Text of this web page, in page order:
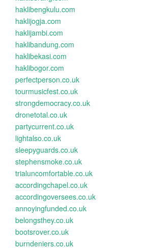
haklibengkulu.com
haklijogja.com
haklijambi.com
haklibandung.com
haklibekasi.com
haklibogor.com
perfectperson.co.uk
tourmusicfest.co.uk
strongdemocracy.co.uk
dronetotal.co.uk
partycurrent.co.uk
lightalso.co.uk
sleepyguards.co.uk
stephensmoke.co.uk
trialuncomfortable.co.uk
accordingchapel.co.uk
accordingoversees.co.uk
annoyingfunded.co.uk
belongsthey.co.uk
bootsrover.co.uk
burndeniers.co.uk